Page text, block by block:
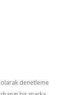
olarak denetleme